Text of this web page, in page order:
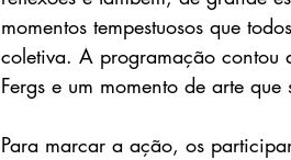
momentos tempestuosos que
coletiva. A programação contou
Fergs e um momento de arte
Para marcar a ação, os